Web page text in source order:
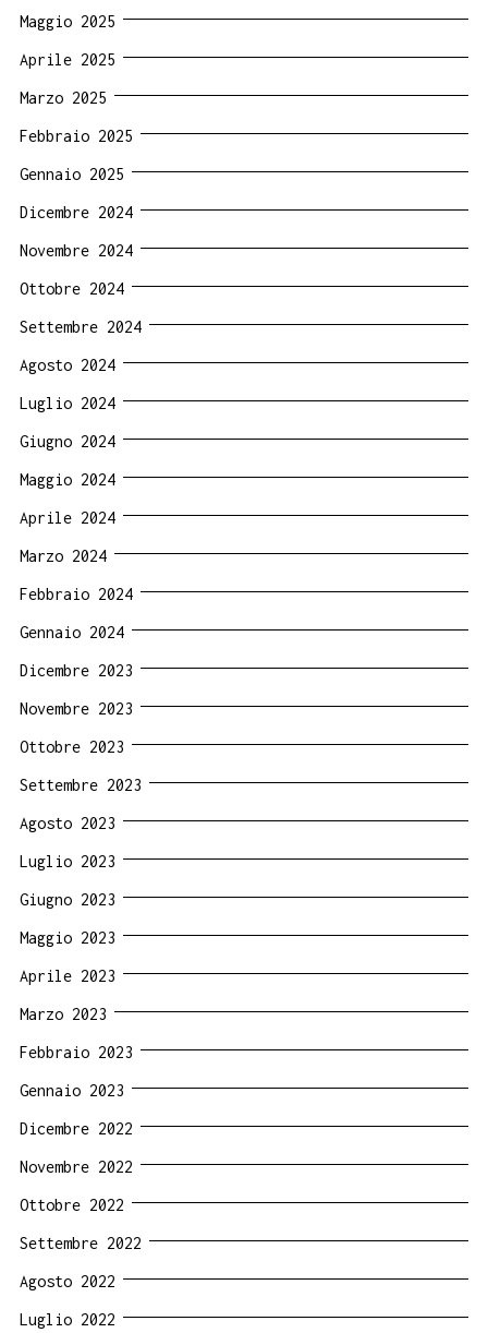
Maggio 2025
Aprile 2025
Marzo 2025
Febbraio 2025
Gennaio 2025
Dicembre 2024
Novembre 2024
Ottobre 2024
Settembre 2024
Agosto 2024
Luglio 2024
Giugno 2024
Maggio 2024
Aprile 2024
Marzo 2024
Febbraio 2024
Gennaio 2024
Dicembre 2023
Novembre 2023
Ottobre 2023
Settembre 2023
Agosto 2023
Luglio 2023
Giugno 2023
Maggio 2023
Aprile 2023
Marzo 2023
Febbraio 2023
Gennaio 2023
Dicembre 2022
Novembre 2022
Ottobre 2022
Settembre 2022
Agosto 2022
Luglio 2022